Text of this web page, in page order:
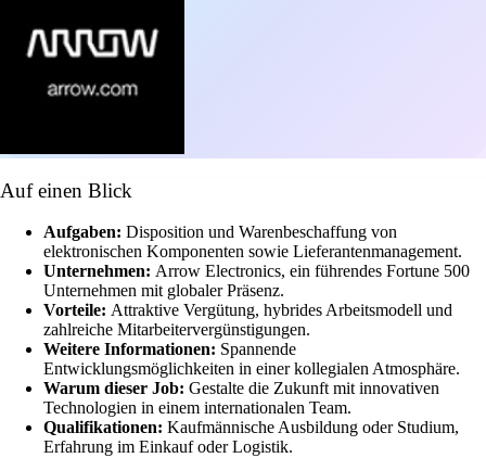
Auf einen Blick
Aufgaben: Disposition und Warenbeschaffung von
elektronischen Komponenten sowie Lieferantenmanagement.
Unternehmen: Arrow Electronics, ein führendes Fortune 500
Unternehmen mit globaler Präsenz.
Vorteile: Attraktive Vergütung, hybrides Arbeitsmodell und
zahlreiche Mitarbeitervergünstigungen.
Weitere Informationen: Spannende
Entwicklungsmöglichkeiten in einer kollegialen Atmosphäre.
Warum dieser Job: Gestalte die Zukunft mit innovativen
Technologien in einem internationalen Team.
Qualifikationen: Kaufmännische Ausbildung oder Studium,
Erfahrung im Einkauf oder Logistik.